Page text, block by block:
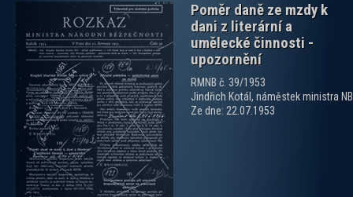
Poměr daně ze mzdy k
dani z literární a
umělecké činnosti -
upozornění
RMNB č. 39/1953
Jindřich Kotál, náměstek ministra NB
Ze dne: 22.07.1953
zobrazit PDF dokument